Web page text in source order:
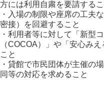
方には利用自粛を要請する
・入場の制限や座席の工夫
密接）を回避すること
・利用者等に対して「新型
（COCOA）」や「安心み
こと
・貸館で市民団体が主催の
同等の対応を求めること